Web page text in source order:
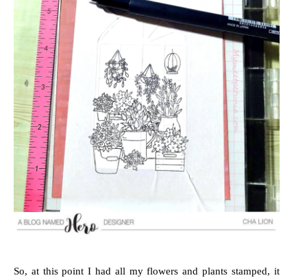
So, at this point I had all my flowers and plants stamped, it